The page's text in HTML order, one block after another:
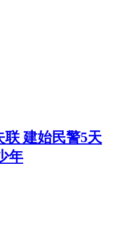
联 建始民警5天
年